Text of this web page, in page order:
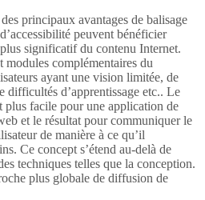
des principaux avantages de balisage
peuvent bénéficier
significatif du contenu Internet.
modules complémentaires du
ayant une vision limitée, de
difficultés d’apprentissage etc.. Le
plus facile pour une application de
et le résultat pour communiquer le
de manière à ce qu’il
Ce concept s’étend au-delà de
techniques telles que la conception.
plus globale de diffusion de